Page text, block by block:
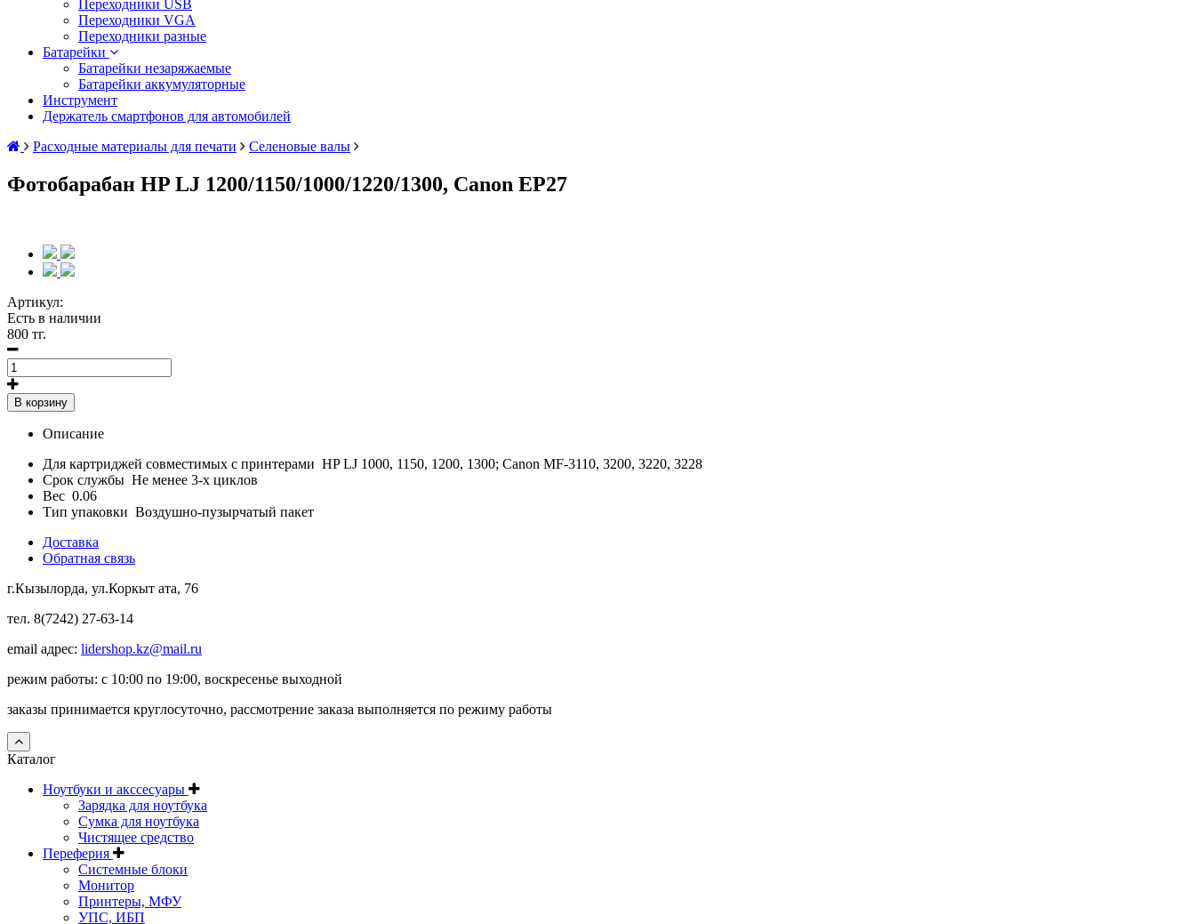
Переходники USB
Переходники VGA
Переходники разные
Батарейки
Батарейки незаряжаемые
Батарейки аккумуляторные
Инструмент
Держатель смартфонов для автомобилей
Расходные материалы для печати
Селеновые валы
Фотобарабан HP LJ 1200/1150/1000/1220/1300, Canon EP27
Артикул:
Есть в наличии
800 тг.
В корзину
Описание
Для картриджей совместимых с принтерами HP LJ 1000, 1150, 1200, 1300; Canon MF-3110, 3200, 3220, 3228
Срок службы Не менее 3-х циклов
Вес 0.06
Тип упаковки Воздушно-пузырчатый пакет
Доставка
Обратная связь
г.Кызылорда, ул.Коркыт ата, 76
тел. 8(7242) 27-63-14
email адрес: lidershop.kz@mail.ru
режим работы: с 10:00 по 19:00, воскресенье выходной
заказы принимается круглосуточно, рассмотрение заказа выполняется по режиму работы
Каталог
Ноутбуки и акссесуары
Зарядка для ноутбука
Сумка для ноутбука
Чистящее средство
Переферия
Системные блоки
Монитор
Принтеры, МФУ
УПС, ИБП